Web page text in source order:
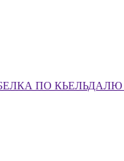
ПО КЬЕЛЬДАЛЮ